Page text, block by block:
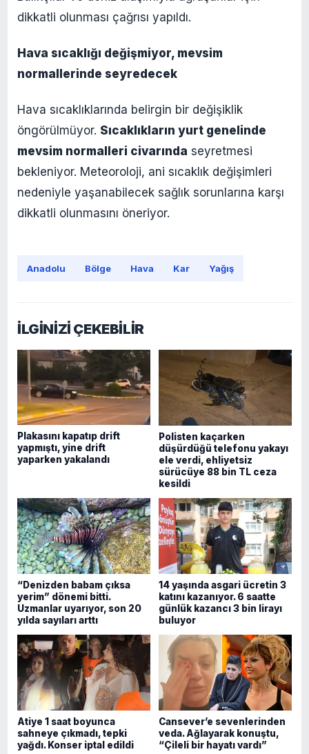
dikkatli olunması çağrısı yapıldı.
Hava sıcaklığı değişmiyor, mevsim
normallerinde seyredecek
Hava sıcaklıklarında belirgin bir değişiklik
öngörülmüyor. Sıcaklıkların yurt genelinde
mevsim normalleri civarında seyretmesi
bekleniyor. Meteoroloji, ani sıcaklık değişimleri
nedeniyle yaşanabilecek sağlık sorunlarına karşı
dikkatli olunmasını öneriyor.
Anadolu Bölge Hava Kar Yağış
İLGİNİZİ ÇEKEBİLİR
Plakasını kapatıp drift
yapmıştı, yine drift
yaparken yakalandı
Polisten kaçarken
düşürdüğü telefonu yakayı
ele verdi, ehliyetsiz
sürücüye 88 bin TL ceza
kesildi
“Denizden babam çıksa
yerim” dönemi bitti.
Uzmanlar uyarıyor, son 20
yılda sayıları arttı
14 yaşında asgari ücretin 3
katını kazanıyor. 6 saatte
günlük kazancı 3 bin lirayı
buluyor
Atiye 1 saat boyunca
sahneye çıkmadı, tepki
yağdı. Konser iptal edildi
Cansever’e sevenlerinden
veda. Ağlayarak konuştu,
“Çileli bir hayatı vardı”